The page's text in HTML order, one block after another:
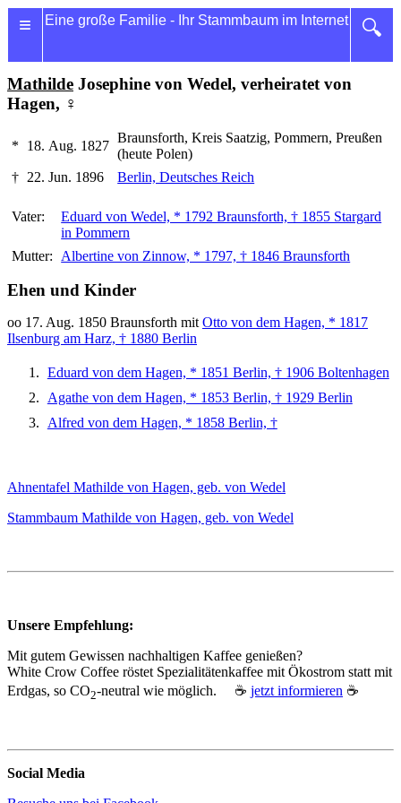
≡ 🔍
Eine große Familie - Ihr Stammbaum im Internet
Mathilde Josephine von Wedel, verheiratet von
Hagen, ♀
* 18. Aug. 1827
Braunsforth, Kreis Saatzig, Pommern, Preußen
(heute Polen)
† 22. Jun. 1896 Berlin, Deutsches Reich
Vater:
Eduard von Wedel, * 1792 Braunsforth, † 1855 Stargard
in Pommern
Mutter:
Albertine von Zinnow, * 1797, † 1846 Braunsforth
Ehen und Kinder
oo 17. Aug. 1850 Braunsforth mit Otto von dem Hagen, * 1817
Ilsenburg am Harz, † 1880 Berlin
Eduard von dem Hagen, * 1851 Berlin, † 1906 Boltenhagen
Agathe von dem Hagen, * 1853 Berlin, † 1929 Berlin
Alfred von dem Hagen, * 1858 Berlin, †
Ahnentafel Mathilde von Hagen, geb. von Wedel
Stammbaum Mathilde von Hagen, geb. von Wedel
Unsere Empfehlung:
Mit gutem Gewissen nachhaltigen Kaffee genießen?
White Crow Coffee röstet Spezialitätenkaffee mit Ökostrom statt mit
Erdgas, so CO2‑neutral wie möglich. ☕ jetzt informieren ☕
Social Media